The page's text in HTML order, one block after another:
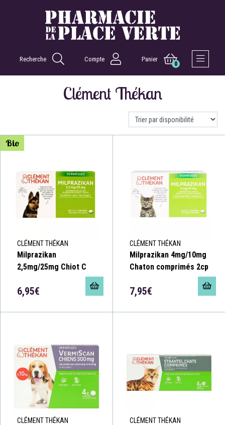
Recherche Compte Panier
0
Clément Thékan
Bio
CLÉMENT THÉKAN
Milprazikan
2,5mg/25mg Chiot C
6,95€
CLÉMENT THÉKAN
Milprazikan 4mg/10mg
Chaton comprimés 2cp
7,95€
CLÉMENT THÉKAN CLÉMENT THÉKAN